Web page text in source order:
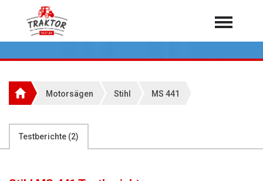
Home
Rundballenpressen
Über 7.000 Testberichte
Motorsägen Stihl MS 441
Testberichte (2)